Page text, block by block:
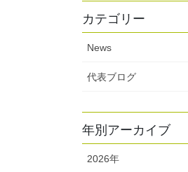
カテゴリー
News
代表ブログ
年別アーカイブ
2026年